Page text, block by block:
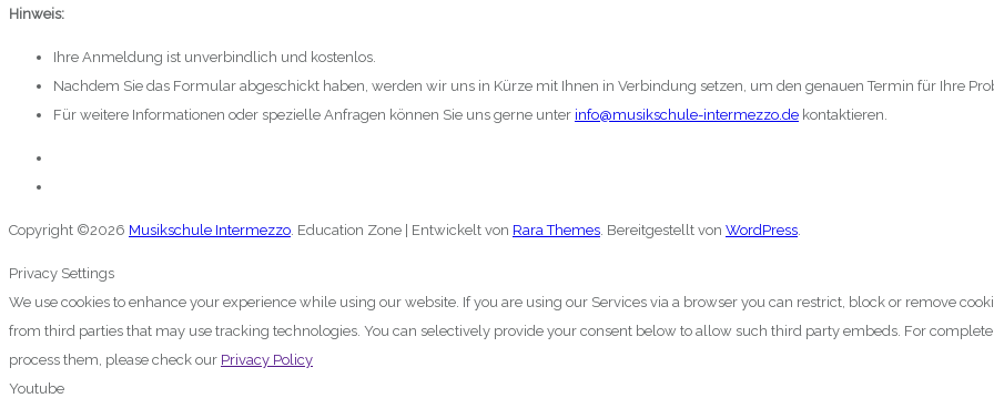
Hinweis:
Ihre Anmeldung ist unverbindlich und kostenlos.
Nachdem Sie das Formular abgeschickt haben, werden wir uns in Kürze mit Ihnen in Verbindung setzen, um den genauen Termin für Ihre
Für weitere Informationen oder spezielle Anfragen können Sie uns gerne unter info@musikschule-intermezzo.de kontaktieren.
Copyright ©2026 Musikschule Intermezzo Education Zone | Entwickelt von Rara Themes . Bereitgestellt von WordPress
Privacy Settings
We use cookies to enhance your experience while using our website. If you are using our Services via a browser you can restrict, block or remove
from third parties that may use tracking technologies. You can selectively provide your consent below to allow such third party embeds. For
process them, please check our Privacy Policy
Youtube